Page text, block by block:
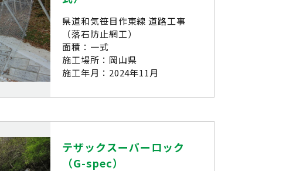
県道和気笹目作東線 道路工事
（落石防止網工）
面積：一式
施工場所：岡山県
施工年月：2024年11月
テザックスーパーロック
（G-spec）